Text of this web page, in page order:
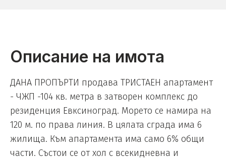
Описание на имота
ДАНА ПРОПЪРТИ продава ТРИСТАЕН апартамент
- ЧЖП -104 кв. метра в затворен комплекс до
резиденция Евксиноград. Морето се намира на
120 м. по права линия. В цялата сграда има 6
жилища. Към апартамента има само 6% общи
части. Състои се от хол с всекидневна и